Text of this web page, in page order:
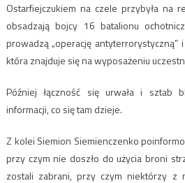
Ostarfiejczukiem na czele przybyła na
obsadzają bojcy 16 batalionu
prowadzą „operację
która znajduje się na wyposażeniu
Później łączność się urwała i sztab
informacji, co się tam dzieje.
Z kolei Siemion Siemienczenko
przy czym nie doszło do użycia broni
zostali zabrani, przy czym niektórzy z